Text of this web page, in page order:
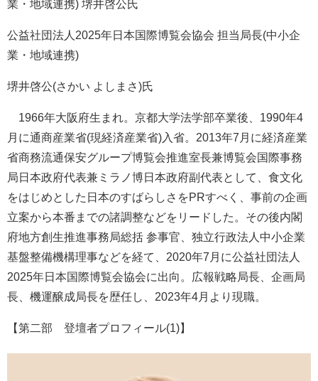
業・地域連携) 堺井啓公氏
公益社団法人2025年日本国際博覧会協会 担当局長(中小企
業・地域連携)
堺井啓公(さかい よしまさ)氏
1966年大阪府生まれ。京都大学法学部卒業後、1990年4
月に通商産業省(現経済産業省)入省。2013年7月に経済産業
省商務流通保安グループ博覧会推進室長兼博覧会国際事務
局日本政府代表兼ミラノ博日本政府副代表として、食文化
をはじめとした日本のすばらしさをPRすべく、事前の企画
立案から本番までの諸調整などをリードした。その後内閣
府地方創生推進事務局総括 参事官、独立行政法人中小企業
基盤整備機構理事などを経て、2020年7月に公益社団法人
2025年日本国際博覧会協会に出向。広報戦略局長、企画局
長、機運醸成局長を歴任し、2023年4月より現職。
【第二部 登壇者プロフィール(1)】